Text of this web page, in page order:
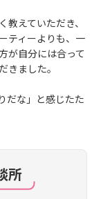
えていただき、
ティーよりも、一
が自分には合って
きました。
だな」と感じたた
所